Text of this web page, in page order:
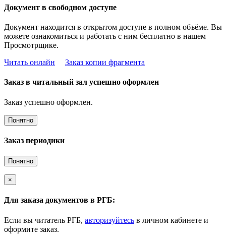
Документ в свободном доступе
Документ находится в открытом доступе в полном объёме. Вы
можете ознакомиться и работать с ним бесплатно в нашем
Просмотрщике.
Читать онлайн
Заказ копии фрагмента
Заказ в читальный зал успешно оформлен
Заказ успешно оформлен.
Понятно
Заказ периодики
Понятно
×
Для заказа документов в РГБ:
Если вы читатель РГБ, авторизуйтесь в личном кабинете и
оформите заказ.